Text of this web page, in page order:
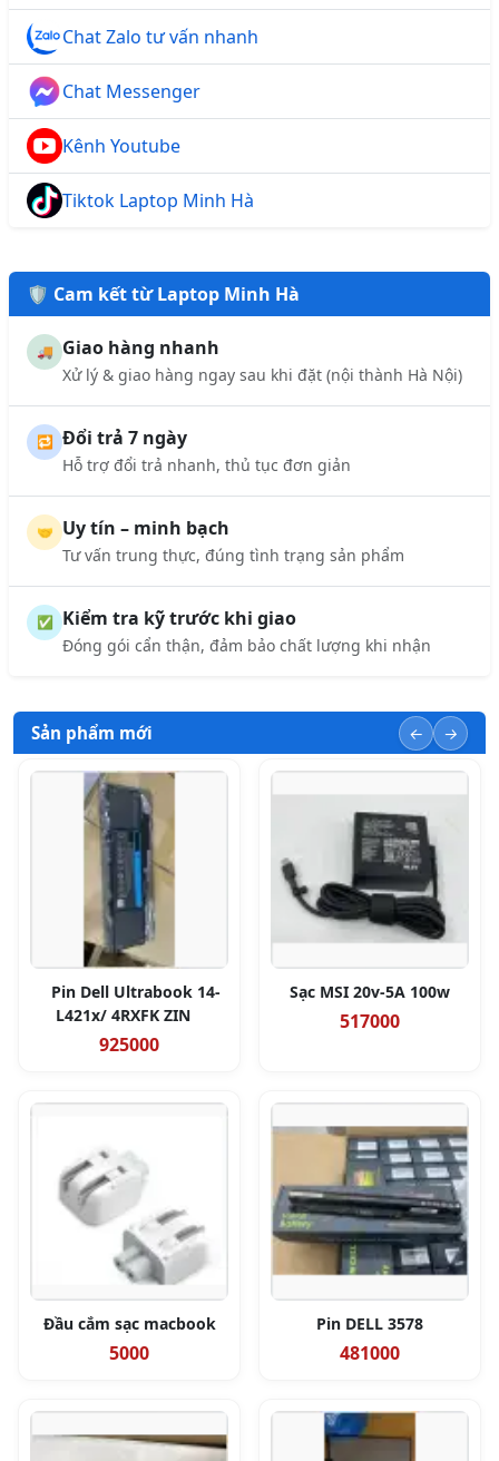
Chat Zalo tư vấn nhanh
Chat Messenger
Kênh Youtube
Tiktok Laptop Minh Hà
🛡️ Cam kết từ Laptop Minh Hà
🚚 Giao hàng nhanh
Xử lý & giao hàng ngay sau khi đặt (nội thành Hà Nội)
🔁 Đổi trả 7 ngày
Hỗ trợ đổi trả nhanh, thủ tục đơn giản
🤝 Uy tín – minh bạch
Tư vấn trung thực, đúng tình trạng sản phẩm
✅ Kiểm tra kỹ trước khi giao
Đóng gói cẩn thận, đảm bảo chất lượng khi nhận
Sản phẩm mới
Pin Dell Ultrabook 14-
L421x/ 4RXFK ZIN
925000
Sạc MSI 20v-5A 100w
517000
Đầu cắm sạc macbook
5000
Pin DELL 3578
481000